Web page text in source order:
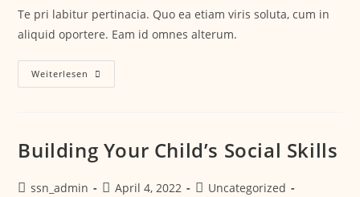
Te pri labitur pertinacia. Quo ea etiam viris soluta, cum in
aliquid oportere. Eam id omnes alterum.
Weiterlesen
Building Your Child’s Social Skills
ssn_admin April 4, 2022
Uncategorized